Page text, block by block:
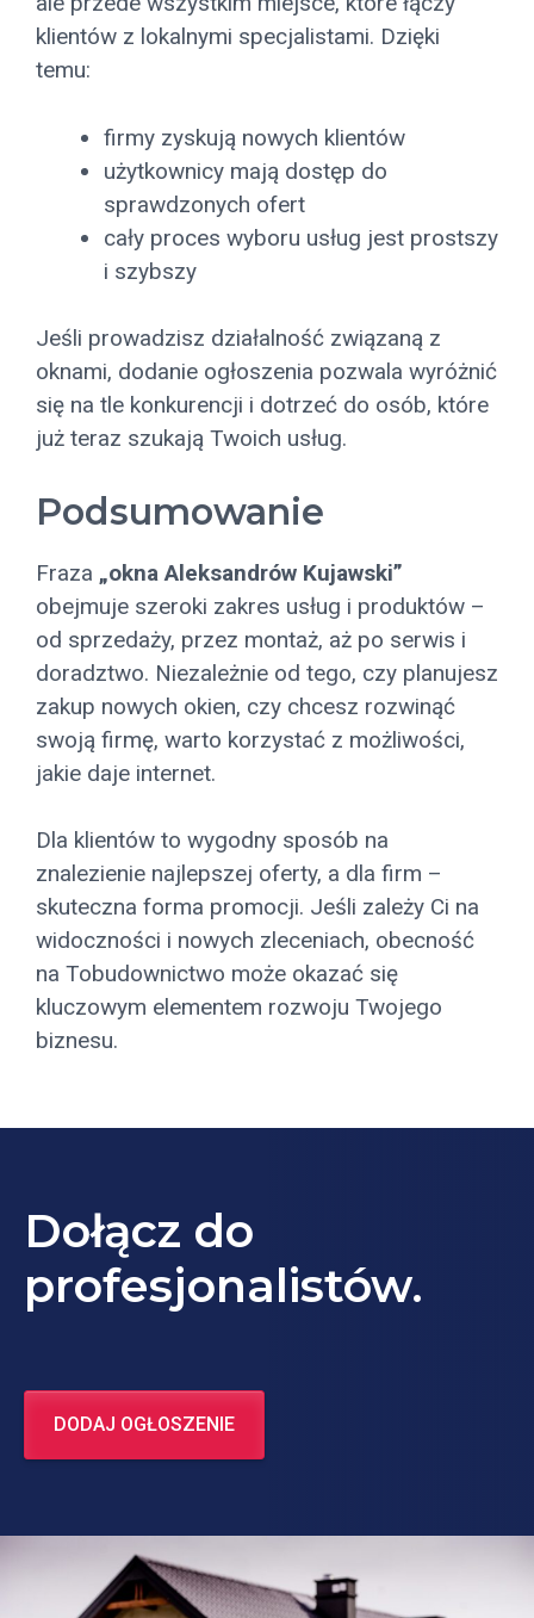
klientów z lokalnymi specjalistami. Dzięki
temu:
firmy zyskują nowych klientów
użytkownicy mają dostęp do
sprawdzonych ofert
cały proces wyboru usług jest prostszy
i szybszy
Jeśli prowadzisz działalność związaną z
oknami, dodanie ogłoszenia pozwala wyróżnić
się na tle konkurencji i dotrzeć do osób, które
już teraz szukają Twoich usług.
Podsumowanie
Fraza „okna Aleksandrów Kujawski”
obejmuje szeroki zakres usług i produktów –
od sprzedaży, przez montaż, aż po serwis i
doradztwo. Niezależnie od tego, czy planujesz
zakup nowych okien, czy chcesz rozwinąć
swoją firmę, warto korzystać z możliwości,
jakie daje internet.
Dla klientów to wygodny sposób na
znalezienie najlepszej oferty, a dla firm –
skuteczna forma promocji. Jeśli zależy Ci na
widoczności i nowych zleceniach, obecność
na Tobudownictwo może okazać się
kluczowym elementem rozwoju Twojego
biznesu.
Dołącz do
profesjonalistów.
DODAJ OGŁOSZENIE